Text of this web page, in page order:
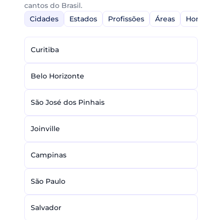
cantos do Brasil.
Cidades
Estados Profissões Áreas Home-
Curitiba
Belo Horizonte
São José dos Pinhais
Joinville
Campinas
São Paulo
Salvador